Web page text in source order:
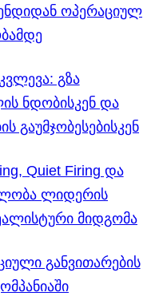
ოპერაციულ
გზა
ნდობისკენ და
გაუმჯობესებისკენ
Quiet Firing და
ლიდერის
მიდგომა
განვითარების